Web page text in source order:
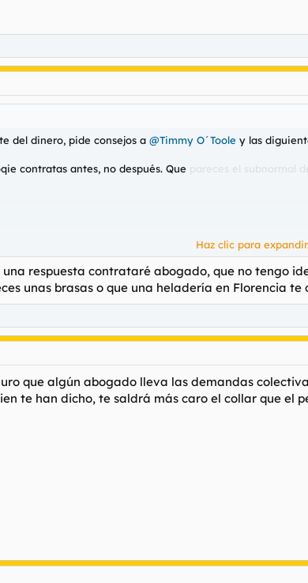
del dinero, pide consejos a @Timmy O´Toole y las
contratas antes, no después. Que pareces el subnormal de
o así, ya era obligatorio que todo establecimiento
tienen, te ponen una compra mínima o directamente
Haz clic para
una respuesta contrataré abogado, que no tengo
unas brasas o que una heladería en Florencia
que algún abogado lleva las demandas
te han dicho, te saldrá más caro el collar que el